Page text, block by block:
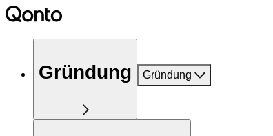
Gründung Gründung